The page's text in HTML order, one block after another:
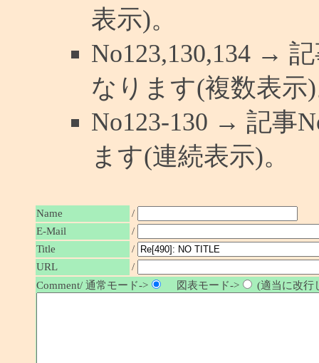
表示)。
No123,130,134 →
なります(複数表示
No123-130 → 記事
ます(連続表示)。
Name
/
E-Mail
/
Title
/
URL
/
Comment/ 通常モード->
図表モード-> (適当に改行